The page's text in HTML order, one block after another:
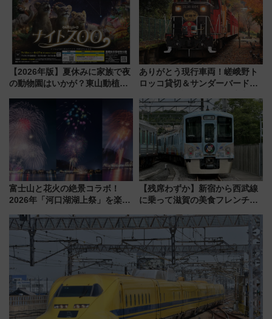
【2026年版】夏休みに家族で夜
の動物園はいかが？東山動植物
ZOO」開催情報
ありがとう現行車両！嵯峨野ト
ロッコ貸切＆サンダーバードレ
斉藤雪乃＆福原トシヒロと行
く！9月13日「京都の鉄道満喫
ツアー」開催
富士山と花火の絶景コラボ！
2026年「河口湖湖上祭」を楽し
ススメ
【残席わずか】新宿から西武線
に乗って滋賀の美食フレンチを
「52席の至福」で味わう近江牛
や伝統文化の特別コラボ